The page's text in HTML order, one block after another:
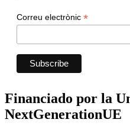
Correu electrònic *
Financiado por la
NextGenerationUE